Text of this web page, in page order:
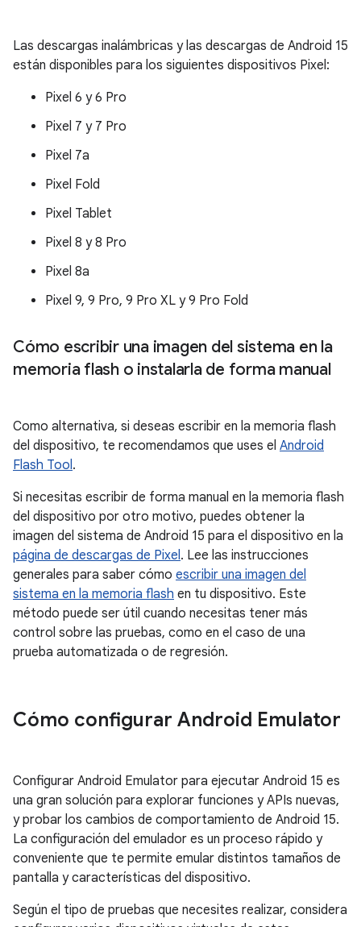
Las descargas inalámbricas y las descargas de Android 15
están disponibles para los siguientes dispositivos Pixel:
Pixel 6 y 6 Pro
Pixel 7 y 7 Pro
Pixel 7a
Pixel Fold
Pixel Tablet
Pixel 8 y 8 Pro
Pixel 8a
Pixel 9, 9 Pro, 9 Pro XL y 9 Pro Fold
Cómo escribir una imagen del sistema en la
memoria flash o instalarla de forma manual
Como alternativa, si deseas escribir en la memoria flash
del dispositivo, te recomendamos que uses el Android
Flash Tool.
Si necesitas escribir de forma manual en la memoria flash
del dispositivo por otro motivo, puedes obtener la
imagen del sistema de Android 15 para el dispositivo en la
página de descargas de Pixel. Lee las instrucciones
generales para saber cómo escribir una imagen del
sistema en la memoria flash en tu dispositivo. Este
método puede ser útil cuando necesitas tener más
control sobre las pruebas, como en el caso de una
prueba automatizada o de regresión.
Cómo configurar Android Emulator
Configurar Android Emulator para ejecutar Android 15 es
una gran solución para explorar funciones y APIs nuevas,
y probar los cambios de comportamiento de Android 15.
La configuración del emulador es un proceso rápido y
conveniente que te permite emular distintos tamaños de
pantalla y características del dispositivo.
Según el tipo de pruebas que necesites realizar, considera